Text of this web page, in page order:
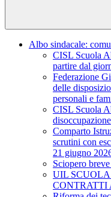
Albo sindacale:
CISL Scuola
partire dal
Federazione
delle
personali e
CISL Scuola
disoccupazione
Comparto
scrutini con
21 giugno
Sciopero
UIL
CONTRATTI